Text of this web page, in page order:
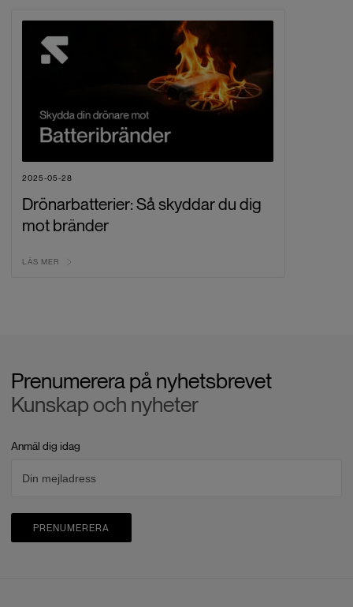
2025-05-28
Drönarbatterier: Så skyddar du dig
mot bränder
LÄS MER
Prenumerera på nyhetsbrevet
Kunskap och nyheter
Anmäl dig idag
PRENUMERERA